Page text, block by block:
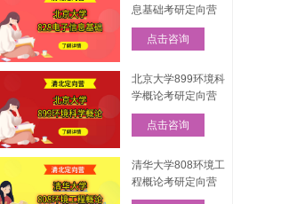
息基础考研定向营
点击咨询
北京大学899环境科
学概论考研定向营
点击咨询
清华大学808环境工
程概论考研定向营